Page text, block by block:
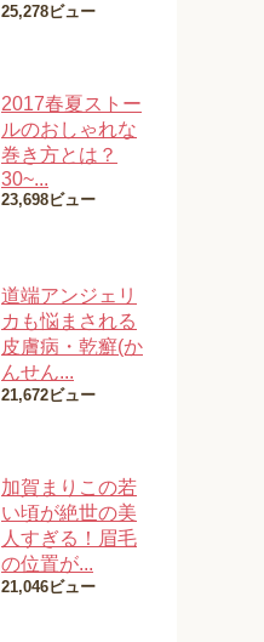
25,278ビュー
2017春夏ストー
ルのおしゃれな
巻き方とは？
30~...
23,698ビュー
道端アンジェリ
カも悩まされる
皮膚病・乾癬(か
んせん...
21,672ビュー
加賀まりこの若
い頃が絶世の美
人すぎる！眉毛
の位置が...
21,046ビュー